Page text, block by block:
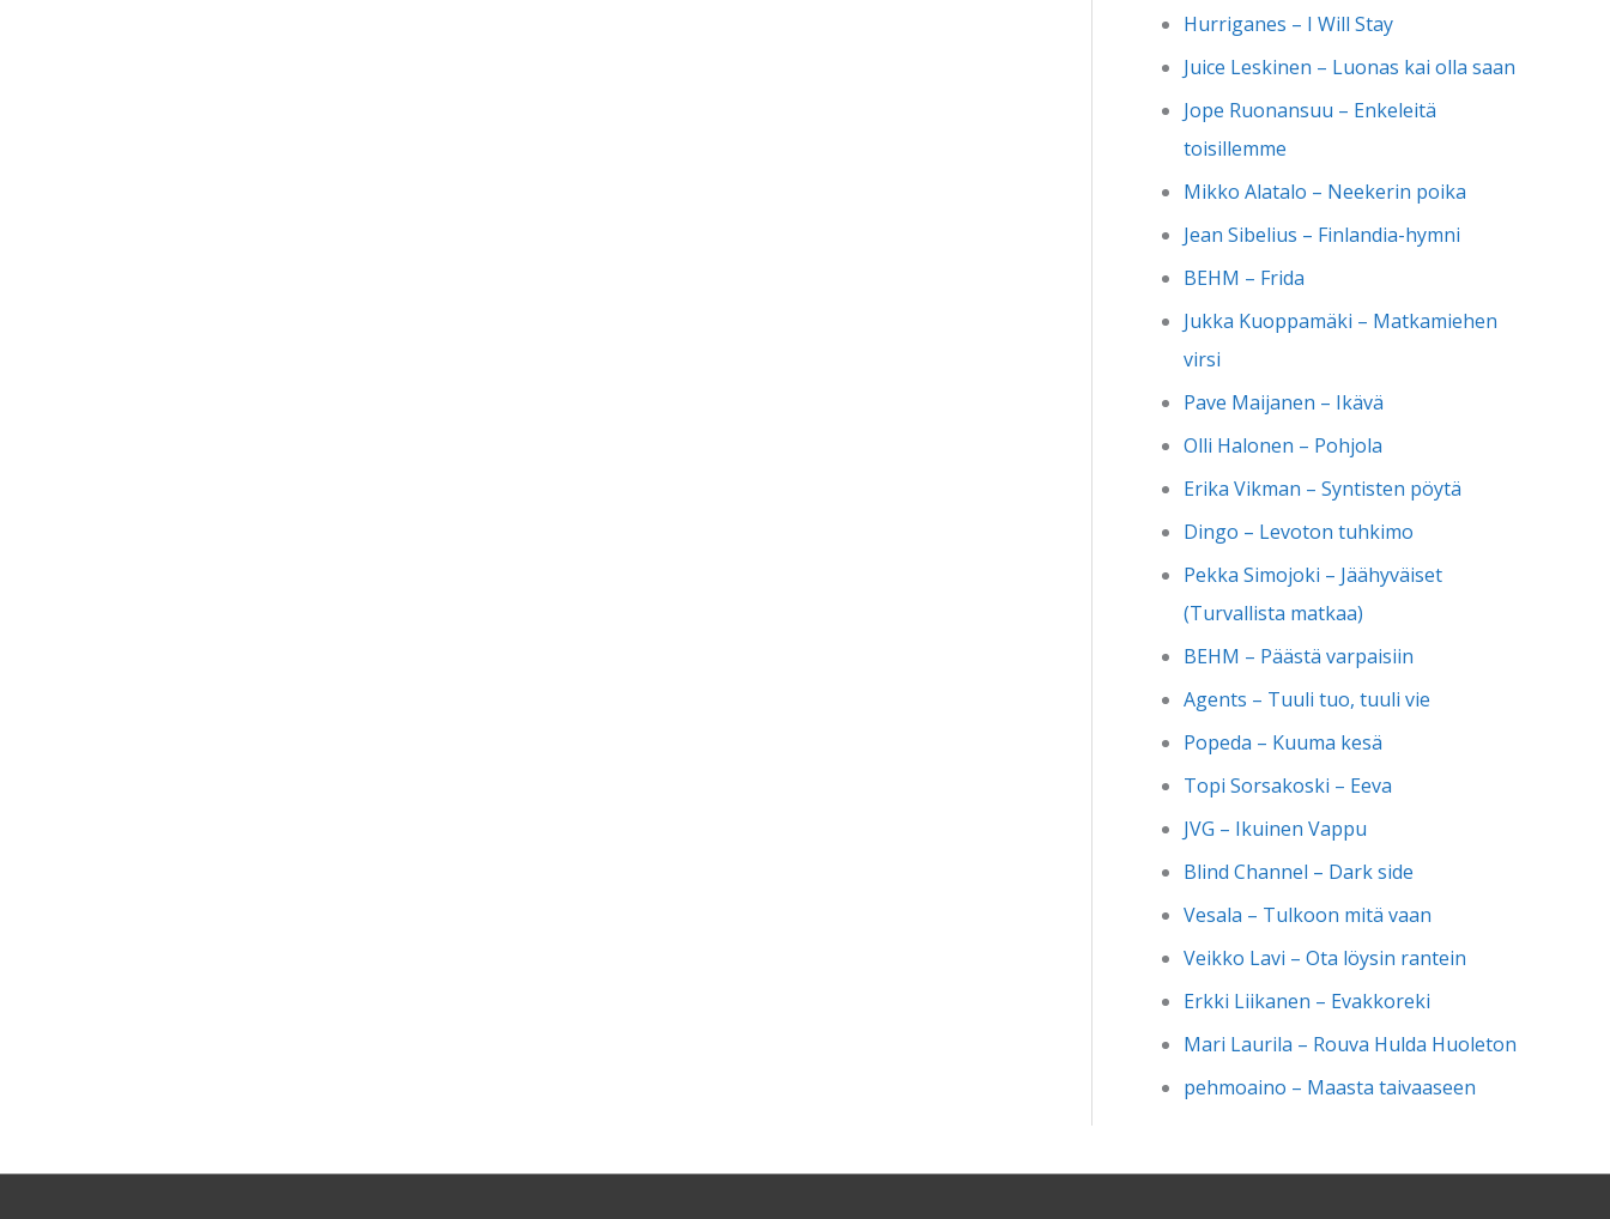
Hurriganes – I Will Stay
Juice Leskinen – Luonas kai olla saan
Jope Ruonansuu – Enkeleitä
toisillemme
Mikko Alatalo – Neekerin poika
Jean Sibelius – Finlandia-hymni
BEHM – Frida
Jukka Kuoppamäki – Matkamiehen
virsi
Pave Maijanen – Ikävä
Olli Halonen – Pohjola
Erika Vikman – Syntisten pöytä
Dingo – Levoton tuhkimo
Pekka Simojoki – Jäähyväiset
(Turvallista matkaa)
BEHM – Päästä varpaisiin
Agents – Tuuli tuo, tuuli vie
Popeda – Kuuma kesä
Topi Sorsakoski – Eeva
JVG – Ikuinen Vappu
Blind Channel – Dark side
Vesala – Tulkoon mitä vaan
Veikko Lavi – Ota löysin rantein
Erkki Liikanen – Evakkoreki
Mari Laurila – Rouva Hulda Huoleton
pehmoaino – Maasta taivaaseen